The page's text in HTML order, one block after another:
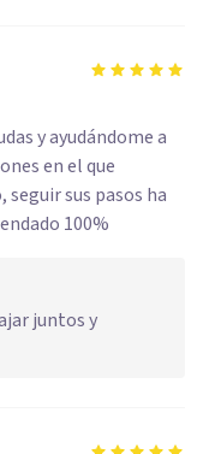
y ayudándome a
en el que
sus pasos ha
100%
juntos y